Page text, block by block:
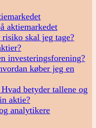
aktiemarkedet
skal jeg tage?
investeringsforening?
køber jeg en
betyder tallene og
aktie?
analytikere